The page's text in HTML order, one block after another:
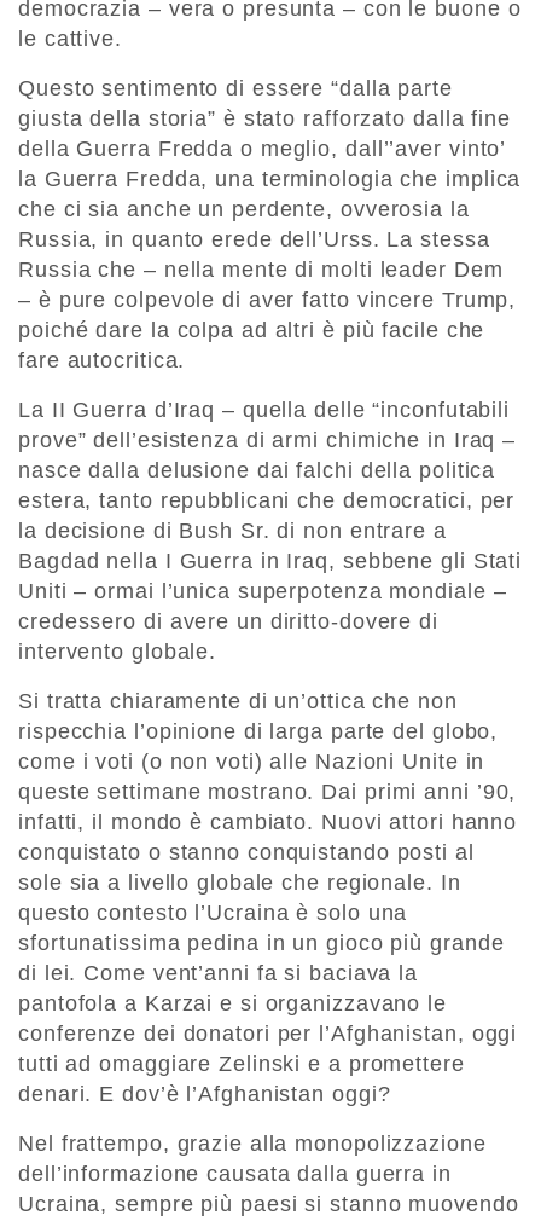
democrazia – vera o presunta – con le buone o
le cattive.
Questo sentimento di essere “dalla parte
giusta della storia” è stato rafforzato dalla fine
della Guerra Fredda o meglio, dall’’aver vinto’
la Guerra Fredda, una terminologia che implica
che ci sia anche un perdente, ovverosia la
Russia, in quanto erede dell’Urss. La stessa
Russia che – nella mente di molti leader Dem
– è pure colpevole di aver fatto vincere Trump,
poiché dare la colpa ad altri è più facile che
fare autocritica.
La II Guerra d’Iraq – quella delle “inconfutabili
prove” dell’esistenza di armi chimiche in Iraq –
nasce dalla delusione dai falchi della politica
estera, tanto repubblicani che democratici, per
la decisione di Bush Sr. di non entrare a
Bagdad nella I Guerra in Iraq, sebbene gli Stati
Uniti – ormai l’unica superpotenza mondiale –
credessero di avere un diritto-dovere di
intervento globale.
Si tratta chiaramente di un’ottica che non
rispecchia l’opinione di larga parte del globo,
come i voti (o non voti) alle Nazioni Unite in
queste settimane mostrano. Dai primi anni ’90,
infatti, il mondo è cambiato. Nuovi attori hanno
conquistato o stanno conquistando posti al
sole sia a livello globale che regionale. In
questo contesto l’Ucraina è solo una
sfortunatissima pedina in un gioco più grande
di lei. Come vent’anni fa si baciava la
pantofola a Karzai e si organizzavano le
conferenze dei donatori per l’Afghanistan, oggi
tutti ad omaggiare Zelinski e a promettere
denari. E dov’è l’Afghanistan oggi?
Nel frattempo, grazie alla monopolizzazione
dell’informazione causata dalla guerra in
Ucraina, sempre più paesi si stanno muovendo